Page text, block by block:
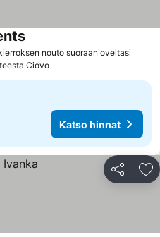
nouto suoraan oveltasi
Ciovo
Katso hinnat
Jaa